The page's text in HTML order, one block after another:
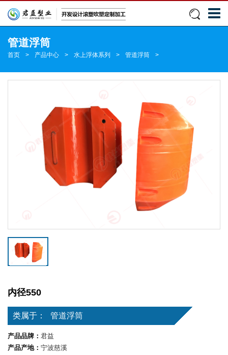
管道浮筒
首页 > 产品中心 > 水上浮体系列 > 管道浮筒 >
内径550
类属于： 管道浮筒
产品品牌： 君益
产品产地： 宁波慈溪